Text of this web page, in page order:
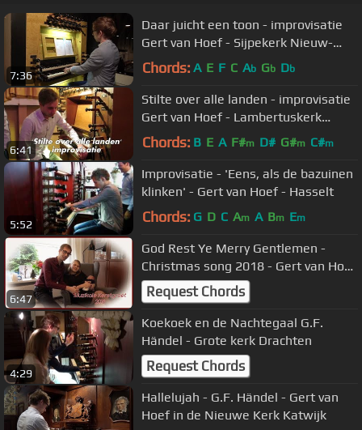
7:36
Daar juicht een toon - improvisatie
Gert van Hoef - Sijpekerk Nieuw-
Loosdrecht
Chords: A E F C Ab Gb Db
6:41
Stilte over alle landen - improvisatie
Gert van Hoef - Lambertuskerk
Strijen
Chords: B E A F#m D# G#m C#m
5:52
Improvisatie - 'Eens, als de bazuinen
klinken' - Gert van Hoef - Hasselt
Chords: G D C Am A Bm Em
6:47
God Rest Ye Merry Gentlemen -
Christmas song 2018 - Gert van Hoef
(with a surprise)
Request Chords
4:29
Koekoek en de Nachtegaal G.F.
Händel - Grote kerk Drachten
Request Chords
Hallelujah - G.F. Händel - Gert van
Hoef in de Nieuwe Kerk Katwijk